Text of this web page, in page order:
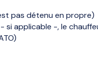
pas détenu en propre)
applicable -, le